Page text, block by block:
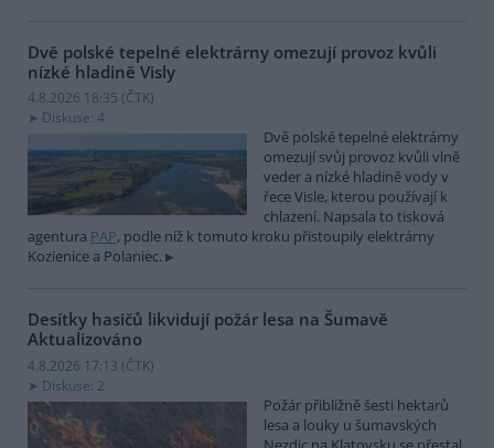
Dvě polské tepelné elektrárny omezují provoz kvůli
nízké hladině Visly
4.8.2026 18:35 (ČTK)
Diskuse: 4
Dvě polské tepelné elektrárny
omezují svůj provoz kvůli vlně
veder a nízké hladině vody v
řece Visle, kterou používají k
chlazení. Napsala to tisková
agentura PAP, podle níž k tomuto kroku přistoupily elektrárny
Kozienice a Polaniec.
Desítky hasičů likvidují požár lesa na Šumavě
Aktualizováno
4.8.2026 17:13 (ČTK)
Diskuse: 2
Požár přibližně šesti hektarů
lesa a louky u šumavských